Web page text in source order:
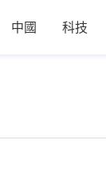
中國 科技